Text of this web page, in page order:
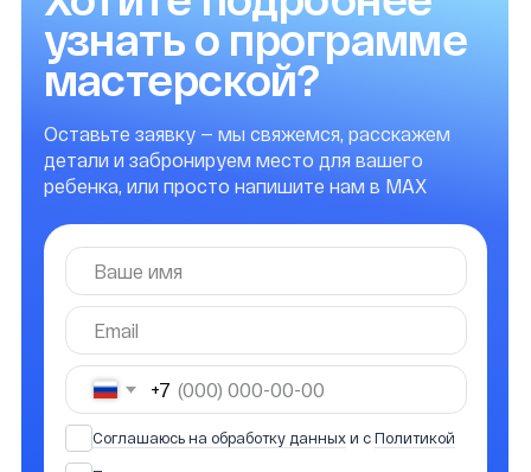
Небольшие группы — максимум
02
Игровой формат — творчество
без стресса
Работа в студиях и на реальных
мероприятиях
Несколько показов — чтобы дети